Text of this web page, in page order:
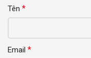
Tên *
Email *